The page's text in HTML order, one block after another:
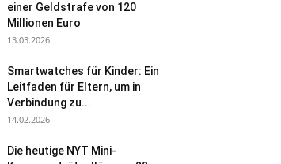
einer Geldstrafe von 120
Millionen Euro
13.03.2026
Smartwatches für Kinder: Ein
Leitfaden für Eltern, um in
Verbindung zu...
14.02.2026
Die heutige NYT Mini-